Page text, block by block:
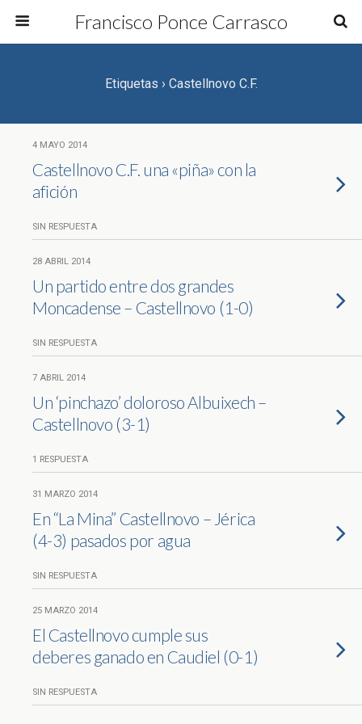
Francisco Ponce Carrasco
Etiquetas › Castellnovo C.F.
4 MAYO 2014
Castellnovo C.F. una «piña» con la
afición
SIN RESPUESTA
28 ABRIL 2014
Un partido entre dos grandes
Moncadense – Castellnovo (1-0)
SIN RESPUESTA
7 ABRIL 2014
Un ‘pinchazo’ doloroso Albuixech –
Castellnovo (3-1)
1 RESPUESTA
31 MARZO 2014
En “La Mina” Castellnovo – Jérica
(4-3) pasados por agua
SIN RESPUESTA
25 MARZO 2014
El Castellnovo cumple sus
deberes ganado en Caudiel (0-1)
SIN RESPUESTA